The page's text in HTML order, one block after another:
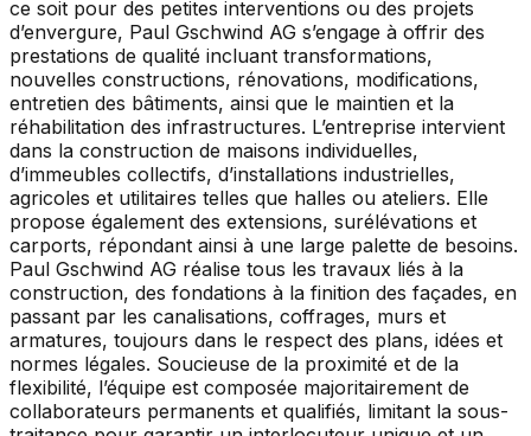
ce soit pour des petites interventions ou des projets
d’envergure, Paul Gschwind AG s’engage à offrir des
prestations de qualité incluant transformations,
nouvelles constructions, rénovations, modifications,
entretien des bâtiments, ainsi que le maintien et la
réhabilitation des infrastructures. L’entreprise intervient
dans la construction de maisons individuelles,
d’immeubles collectifs, d’installations industrielles,
agricoles et utilitaires telles que halles ou ateliers. Elle
propose également des extensions, surélévations et
carports, répondant ainsi à une large palette de besoins.
Paul Gschwind AG réalise tous les travaux liés à la
construction, des fondations à la finition des façades, en
passant par les canalisations, coffrages, murs et
armatures, toujours dans le respect des plans, idées et
normes légales. Soucieuse de la proximité et de la
flexibilité, l’équipe est composée majoritairement de
collaborateurs permanents et qualifiés, limitant la sous-